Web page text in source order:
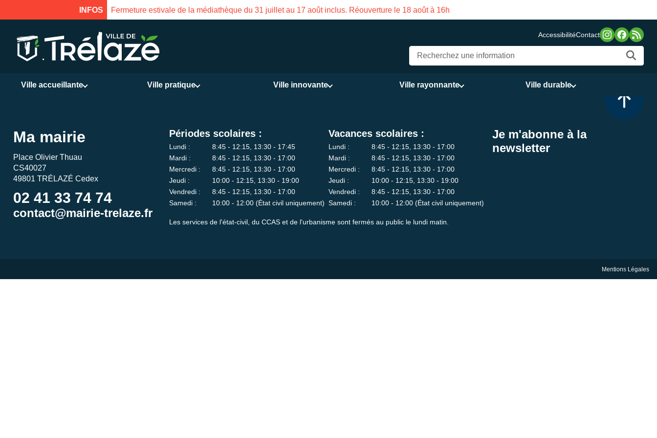
INFOS Fermeture estivale de la médiathèque du 31 juillet au 17 août inclus. Réouverture le 18 août à 16h
AccessibilitéContact
Ville accueillante Ville pratique Ville innovante Ville rayonnante Ville durable
Ma mairie
Place Olivier Thuau
CS40027
49801 TRÉLAZÉ Cedex
02 41 33 74 74
contact@mairie-trelaze.fr
Périodes scolaires :
Lundi :
8:45 - 12:15, 13:30 - 17:45
Mardi :
8:45 - 12:15, 13:30 - 17:00
Mercredi :
8:45 - 12:15, 13:30 - 17:00
Jeudi :
10:00 - 12:15, 13:30 - 19:00
Vendredi :
8:45 - 12:15, 13:30 - 17:00
Samedi :
10:00 - 12:00 (État civil uniquement)
Vacances scolaires :
Lundi :
8:45 - 12:15, 13:30 - 17:00
Mardi :
8:45 - 12:15, 13:30 - 17:00
Mercredi :
8:45 - 12:15, 13:30 - 17:00
Jeudi :
10:00 - 12:15, 13:30 - 19:00
Vendredi :
8:45 - 12:15, 13:30 - 17:00
Samedi :
10:00 - 12:00 (État civil uniquement)
Les services de l'état-civil, du CCAS et de l'urbanisme sont fermés au public le lundi matin.
Je m'abonne à la
newsletter
Mentions Légales